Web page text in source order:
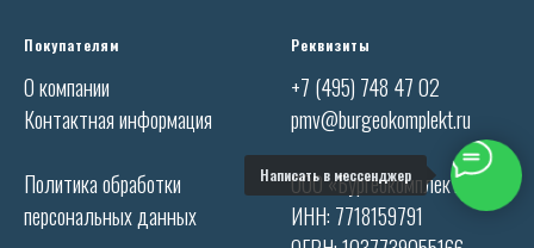
Написать в мессенджер
Покупателям
О компании
Контактная информация
Политика обработки
персональных данных
Реквизиты
+7 (495) 748 47 02
pmv@burgeokomplekt.ru
ООО «Бургеокомплект»
ИНН: 7718159791